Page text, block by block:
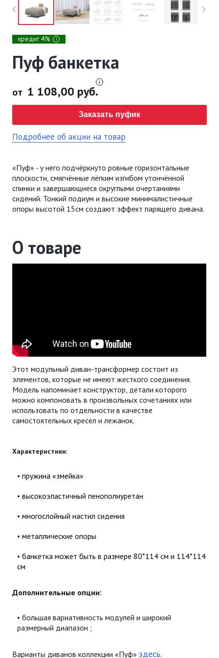
кредит 4% i
Пуф банкетка
от 1 108,00 руб.
Заказать пуфик
Подробнее об акции на товар
«Пуф» - у него подчёркнуто ровные горизонтальные
плоскости, смягчённые лёгким изгибом утончённой
спинки и завершающиеся округлыми очертаниями
сидений. Тонкий подиум и высокие минималистичные
опоры высотой 15см создают эффект парящего дивана.
О товаре
Этот модульный диван-трансформер состоит из
элементов, которые не имеют жесткого соединения.
Модель напоминает конструктор, детали которого
можно компоновать в произвольных сочетаниях или
использовать по отдельности в качестве
самостоятельных кресел и лежанок.
Характеристики:
пружина «змейка»
высокоэластичный пенополиуретан
многослойный настил сидения
металлические опоры
банкетка может быть в размере 80*114 см и 114*114
см
Дополнительные опции:
большая вариативность модулей и широкий
размерный диапазон ;
Варианты диванов коллекции «Пуф»здесь.